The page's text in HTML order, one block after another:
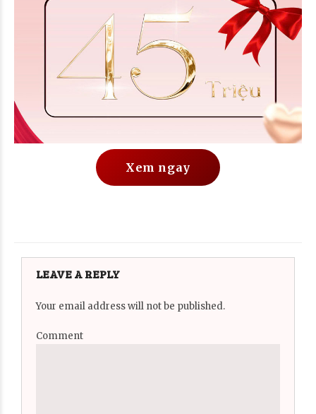
Xem ngay
LEAVE A REPLY
Your email address will not be published.
Comment